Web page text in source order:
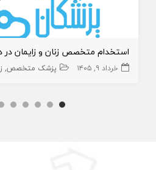
استخدام متخصص زنان و زایمان در
خرداد ۹, ۱۴۰۵ پزشک متخصص